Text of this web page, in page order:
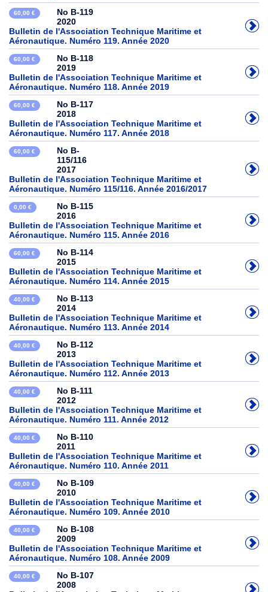
60,00 €
No B-119
2020
Bulletin de l'Association Technique Maritime et
Aéronautique. Numéro 119. Année 2020
60,00 €
No B-118
2019
Bulletin de l'Association Technique Maritime et
Aéronautique. Numéro 118. Année 2019
60,00 €
No B-117
2018
Bulletin de l'Association Technique Maritime et
Aéronautique. Numéro 117. Année 2018
60,00 €
No B-
115/116
2017
Bulletin de l'Association Technique Maritime et
Aéronautique. Numéro 115/116. Année 2016/2017
0,00 €
No B-115
2016
Bulletin de l'Association Technique Maritime et
Aéronautique. Numéro 115. Année 2016
60,00 €
No B-114
2015
Bulletin de l'Association Technique Maritime et
Aéronautique. Numéro 114. Année 2015
40,00 €
No B-113
2014
Bulletin de l'Association Technique Maritime et
Aéronautique. Numéro 113. Année 2014
40,00 €
No B-112
2013
Bulletin de l'Association Technique Maritime et
Aéronautique. Numéro 112. Année 2013
40,00 €
No B-111
2012
Bulletin de l'Association Technique Maritime et
Aéronautique. Numéro 111. Année 2012
40,00 €
No B-110
2011
Bulletin de l'Association Technique Maritime et
Aéronautique. Numéro 110. Année 2011
40,00 €
No B-109
2010
Bulletin de l'Association Technique Maritime et
Aéronautique. Numéro 109. Année 2010
40,00 €
No B-108
2009
Bulletin de l'Association Technique Maritime et
Aéronautique. Numéro 108. Année 2009
40,00 €
No B-107
2008